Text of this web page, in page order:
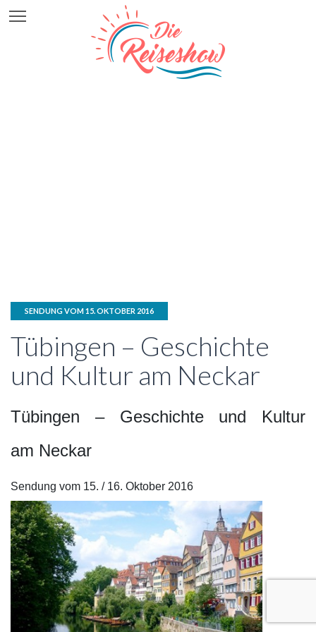
SENDUNG VOM 15. OKTOBER 2016
Tübingen – Geschichte
und Kultur am Neckar
Tübingen – Geschichte und Kultur
am Neckar
Sendung vom 15. / 16. Oktober 2016